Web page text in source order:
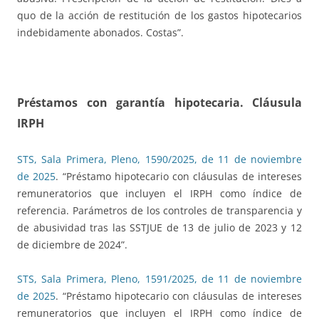
quo de la acción de restitución de los gastos hipotecarios
indebidamente abonados. Costas”.
Préstamos con garantía hipotecaria. Cláusula
IRPH
STS, Sala Primera, Pleno, 1590/2025, de 11 de noviembre
de 2025. “Préstamo hipotecario con cláusulas de intereses
remuneratorios que incluyen el IRPH como índice de
referencia. Parámetros de los controles de transparencia y
de abusividad tras las SSTJUE de 13 de julio de 2023 y 12
de diciembre de 2024”.
STS, Sala Primera, Pleno, 1591/2025, de 11 de noviembre
de 2025. “Préstamo hipotecario con cláusulas de intereses
remuneratorios que incluyen el IRPH como índice de